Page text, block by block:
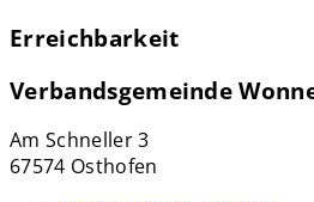
Erreichbarkeit
Verbandsgemeinde
Am Schneller 3
67574 Osthofen